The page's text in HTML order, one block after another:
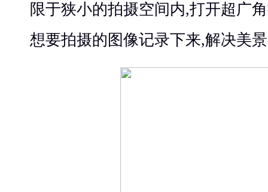
限于狭小的拍摄空间内,打开超广
想要拍摄的图像记录下来,解决美